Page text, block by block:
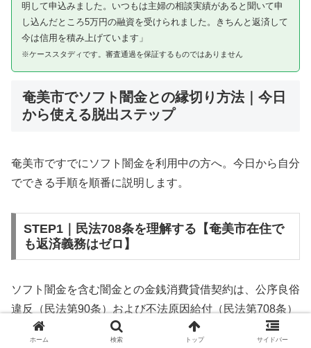
明して申込みました。いつもは主婦の相談実績があると聞いて申
し込んだところ5万円の融資を受けられました。きちんと返済して
今は信用を積み上げています」
※ケーススタディです。審査通過を保証するものではありません
奄美市でソフト闇金との縁切り方法｜今日
から使える脱出ステップ
奄美市ですでにソフト闇金を利用中の方へ。今日から自分
でできる手順を順番に説明します。
STEP1｜民法708条を理解する【奄美市在住で
も返済義務はゼロ】
ソフト闇金を含む闇金との金銭消費貸借契約は、公序良俗
違反（民法第90条）および不法原因給付（民法第708条）
に該当するため、法的には無効です。奄美市在住であって
ホーム 検索 トップ サイドバー